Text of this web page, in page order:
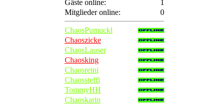
Gäste online:
1
Mitglieder online:
0
ChaosPumuckl
Chaoszicke
ChaosLauser
Chaosking
Chaosreini
Chaossteffi
TommyHH
Chaoskarin